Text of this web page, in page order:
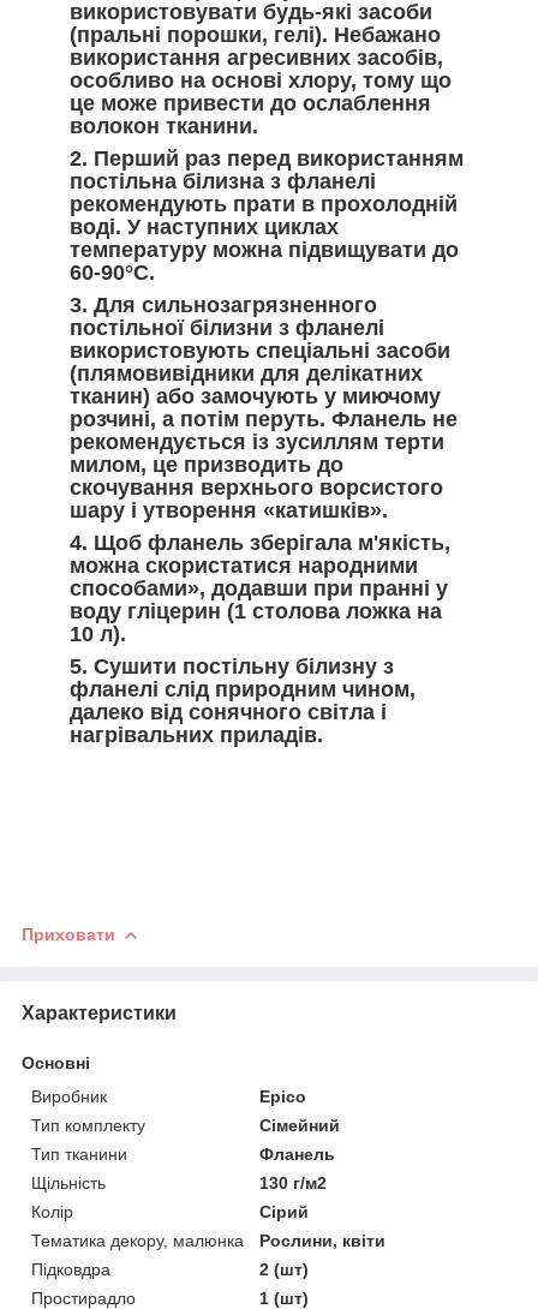
використовувати будь-які засоби
(пральні порошки, гелі). Небажано
використання агресивних засобів,
особливо на основі хлору, тому що
це може привести до ослаблення
волокон тканини.
2. Перший раз перед використанням
постільна білизна з фланелі
рекомендують прати в прохолодній
воді. У наступних циклах
температуру можна підвищувати до
60-90°С.
3. Для сильнозагрязненного
постільної білизни з фланелі
використовують спеціальні засоби
(плямовивідники для делікатних
тканин) або замочують у миючому
розчині, а потім перуть. Фланель не
рекомендується із зусиллям терти
милом, це призводить до
скочування верхнього ворсистого
шару і утворення «катишків».
4. Щоб фланель зберігала м'якість,
можна скористатися народними
способами», додавши при пранні у
воду гліцерин (1 столова ложка на
10 л).
5. Сушити постільну білизну з
фланелі слід природним чином,
далеко від сонячного світла і
нагрівальних приладів.
Приховати
Характеристики
Основні
Виробник
Epico
Тип комплекту
Сімейний
Тип тканини
Фланель
Щільність
130 г/м2
Колір
Сірий
Тематика декору, малюнка
Рослини, квіти
Підковдра
2 (шт)
Простирадло
1 (шт)